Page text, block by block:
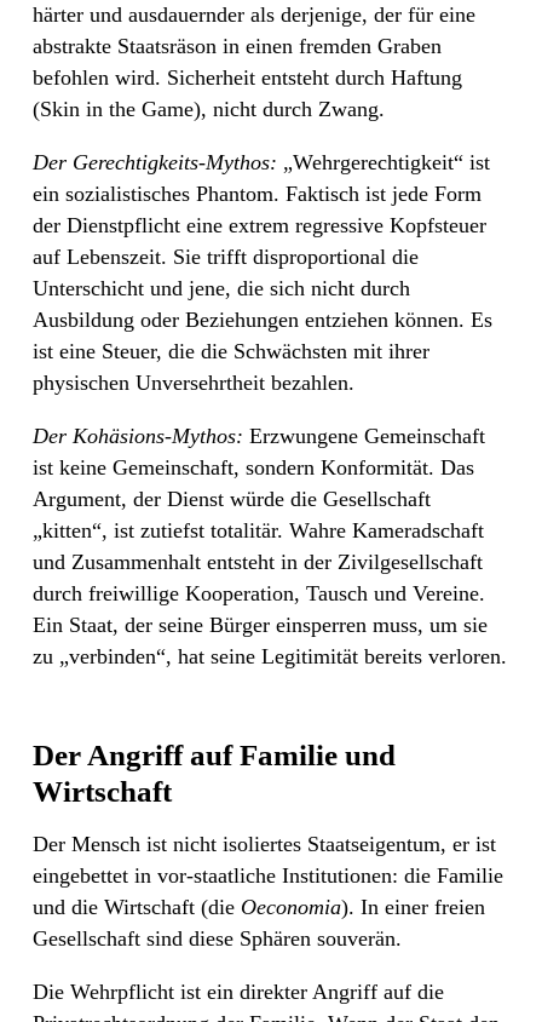
härter und ausdauernder als derjenige, der für eine
abstrakte Staatsräson in einen fremden Graben
befohlen wird. Sicherheit entsteht durch Haftung
(Skin in the Game), nicht durch Zwang.
Der Gerechtigkeits-Mythos: „Wehrgerechtigkeit“ ist
ein sozialistisches Phantom. Faktisch ist jede Form
der Dienstpflicht eine extrem regressive Kopfsteuer
auf Lebenszeit. Sie trifft disproportional die
Unterschicht und jene, die sich nicht durch
Ausbildung oder Beziehungen entziehen können. Es
ist eine Steuer, die die Schwächsten mit ihrer
physischen Unversehrtheit bezahlen.
Der Kohäsions-Mythos: Erzwungene Gemeinschaft
ist keine Gemeinschaft, sondern Konformität. Das
Argument, der Dienst würde die Gesellschaft
„kitten“, ist zutiefst totalitär. Wahre Kameradschaft
und Zusammenhalt entsteht in der Zivilgesellschaft
durch freiwillige Kooperation, Tausch und Vereine.
Ein Staat, der seine Bürger einsperren muss, um sie
zu „verbinden“, hat seine Legitimität bereits verloren.
Der Angriff auf Familie und
Wirtschaft
Der Mensch ist nicht isoliertes Staatseigentum, er ist
eingebettet in vor-staatliche Institutionen: die Familie
und die Wirtschaft (die Oeconomia). In einer freien
Gesellschaft sind diese Sphären souverän.
Die Wehrpflicht ist ein direkter Angriff auf die